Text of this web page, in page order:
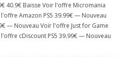
40.9€ Baisse Voir l'offre Micromania
Amazon PS5 39.99€ — Nouveau
— Nouveau Voir l'offre Just for Game
cDiscount PS5 39.99€ — Nouveau